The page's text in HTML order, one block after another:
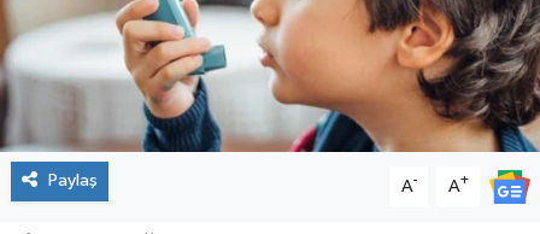
Paylaş A- A+